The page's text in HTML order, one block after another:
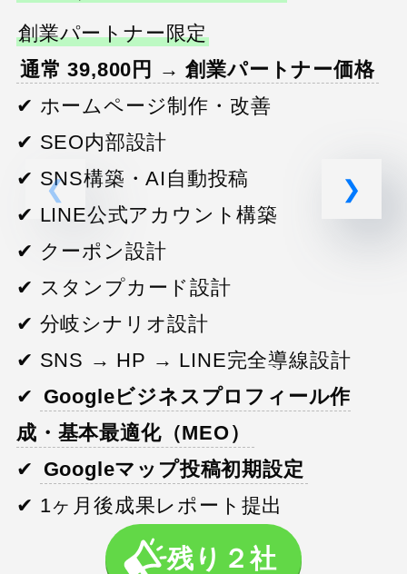
創業パートナー限定
通常 39,800円 → 創業パートナー価格
✔ ホームページ制作・改善
✔ SEO内部設計
✔ SNS構築・AI自動投稿
✔ LINE公式アカウント構築
✔ クーポン設計
✔ スタンプカード設計
✔ 分岐シナリオ設計
✔ SNS → HP → LINE完全導線設計
✔ Googleビジネスプロフィール作
成・基本最適化（MEO）
✔ Googleマップ投稿初期設定
✔ 1ヶ月後成果レポート提出
残り２社